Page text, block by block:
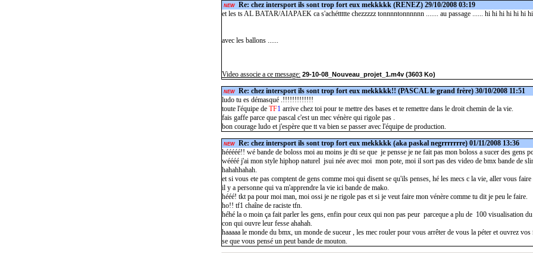
NEW Re: chez intersport ils sont trop fort eux mekkkkk (RENEZ) 29/10/2008 03:19
et les ts AL BATAR/AIAPAEK ca s'achéttttte chezzzzz tonnnntonnnnnn ....... au passage ...... hi hi hi hi hi hi
avec les ballons ......
Video associe a ce message: 29-10-08_Nouveau_projet_1.m4v (3603 Ko)
NEW Re: chez intersport ils sont trop fort eux mekkkkk!! (PASCAL le grand frère) 30/10/2008 11:51
ludo tu es démasqué .!!!!!!!!!!!!!
toute l'équipe de TF1 arrive chez toi pour te mettre des bases et te remettre dans le droit chemin de la vie.
fais gaffe parce que pascal c'est un mec vénère qui rigole pas .
bon courage ludo et j'espère que tt va bien se passer avec l'équipe de production.
NEW Re: chez intersport ils sont trop fort eux mekkkkk (aka paskal negrrrrrrre) 01/11/2008 13:36
hééééé!! wé bande de boloss moi au moins je dti se que je pensse je ne fait pas mon boloss a sucer des gens
wéééé j'ai mon style hiphop naturel jsui née avec moi mon pote, moi il sort pas des video de bmx bande de
hahahhahah.
et si vous ete pas comptent de gens comme moi qui disent se qu'ils penses, hé les mecs c la vie, aller vous faire
il y a personne qui va m'apprendre la vie ici bande de mako.
hééé! tkt pa pour moi man, moi ossi je ne rigole pas et si je veut faire mon vénère comme tu dit je peu le faire.
ho!! tf1 chaîne de raciste tfn.
héhé la o moin ça fait parler les gens, enfin pour ceux qui non pas peur parceque a plu de 100 visualisation
con qui ouvre leur fesse ahahah.
haaaaa le monde du bmx, un monde de suceur , les mec rouler pour vous arrêter de vous la péter et ouvrez
se que vous pensé un peut bande de mouton.